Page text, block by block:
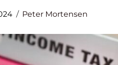
Peter Mortensen